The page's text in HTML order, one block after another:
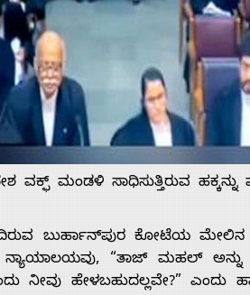
ವಕ್ಫ್ ಮಂಡಳಿ ಸಾಧಿಸುತ್ತಿರುವ
ಬುರ್ಹಾನ್‌ಪುರ ಕೋಟೆಯ ಮೇಲಿನ
ನ್ಯಾಯಾಲಯವು, “ತಾಜ್ ಮಹಲ್
ನೀವು ಹೇಳಬಹುದಲ್ಲವೇ?” ಎಂದು